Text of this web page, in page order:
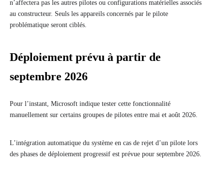
n’affectera pas les autres pilotes ou configurations matérielles associés
au constructeur. Seuls les appareils concernés par le pilote
problématique seront ciblés.
Déploiement prévu à partir de
septembre 2026
Pour l’instant, Microsoft indique tester cette fonctionnalité
manuellement sur certains groupes de pilotes entre mai et août 2026.
L’intégration automatique du système en cas de rejet d’un pilote lors
des phases de déploiement progressif est prévue pour septembre 2026.